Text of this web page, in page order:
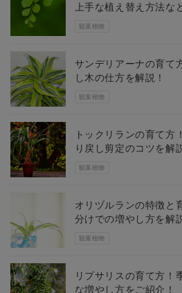
観葉植物
上手な植え替え方法な
観葉植物
サンデリアーナの育て
し木の仕方を解説！
観葉植物
トックリランの育て方
り戻し剪定のコツを解
観葉植物
オリヅルランの特徴と
分けでの増やし方を解
リプサリスの育て方！
な増やし方をご紹介！